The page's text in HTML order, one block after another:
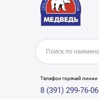
Телефон горячей линии
8 (391) 299-76-06